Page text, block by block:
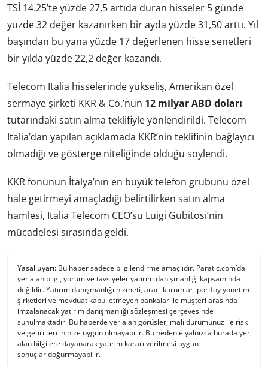
TSİ 14.25’te yüzde 27,5 artıda duran hisseler 5 günde
yüzde 32 değer kazanırken bir ayda yüzde 31,50 arttı. Yıl
başından bu yana yüzde 17 değerlenen hisse senetleri
bir yılda yüzde 22,2 değer kazandı.
Telecom Italia hisselerinde yükseliş, Amerikan özel
sermaye şirketi KKR & Co.’nun 12 milyar ABD doları
tutarındaki satın alma teklifiyle yönlendirildi. Telecom
Italia’dan yapılan açıklamada KKR’nin teklifinin bağlayıcı
olmadığı ve gösterge niteliğinde olduğu söylendi.
KKR fonunun İtalya’nın en büyük telefon grubunu özel
hale getirmeyi amaçladığı belirtilirken satın alma
hamlesi, Italia Telecom CEO’su Luigi Gubitosi’nin
mücadelesi sırasında geldi.
Yasal uyarı: Bu haber sadece bilgilendirme amaçlıdır. Paratic.com’da
yer alan bilgi, yorum ve tavsiyeler yatırım danışmanlığı kapsamında
değildir. Yatırım danışmanlığı hizmeti, aracı kurumlar, portföy yönetim
şirketleri ve mevduat kabul etmeyen bankalar ile müşteri arasında
imzalanacak yatırım danışmanlığı sözleşmesi çerçevesinde
sunulmaktadır. Bu haberde yer alan görüşler, mali durumunuz ile risk
ve getiri tercihinize uygun olmayabilir. Bu nedenle yalnızca burada yer
alan bilgilere dayanarak yatırım kararı verilmesi uygun
sonuçlar doğurmayabilir.